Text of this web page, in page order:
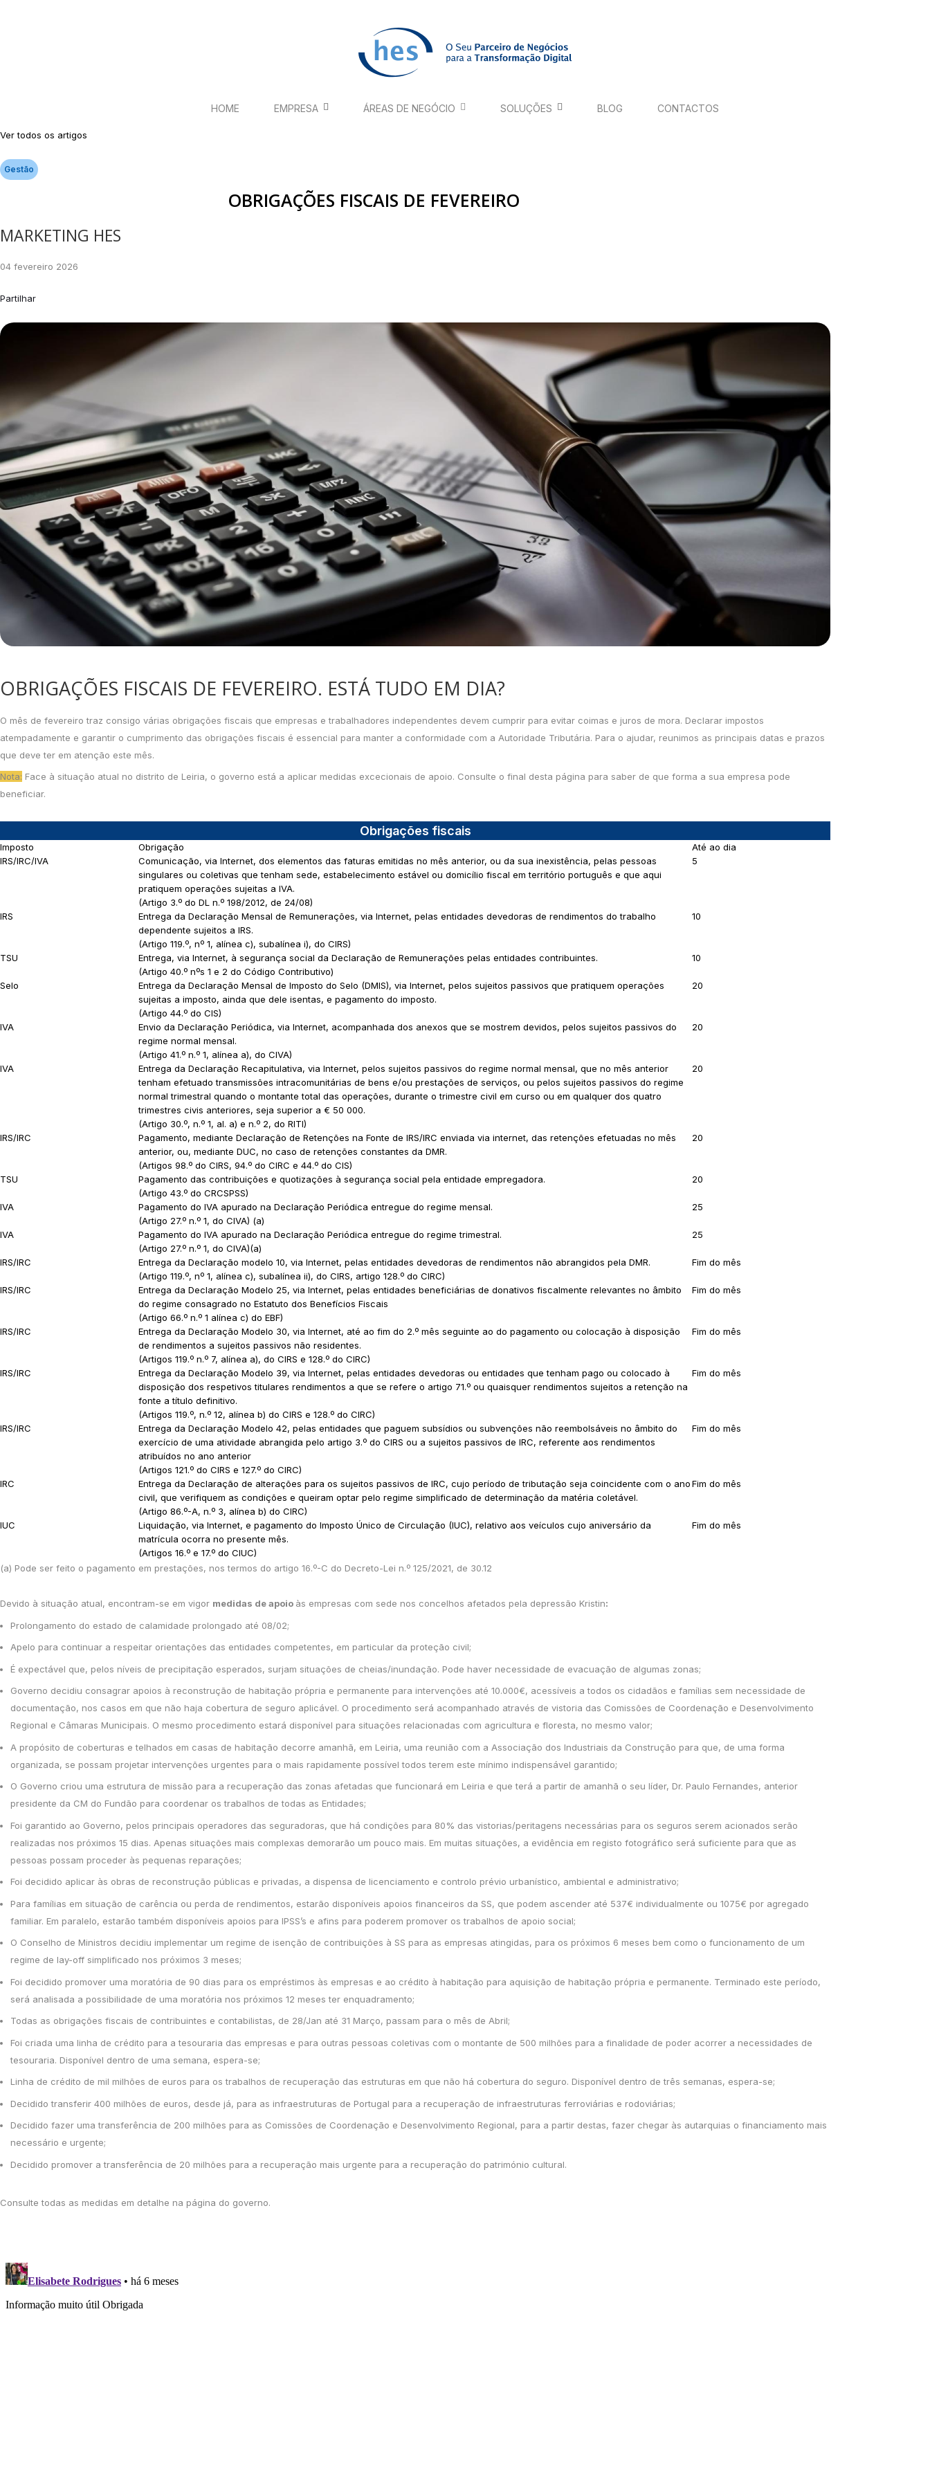
HOME EMPRESA ÁREAS DE NEGÓCIO SOLUÇÕES BLOG CONTACTOS
Ver todos os artigos
Gestão
OBRIGAÇÕES FISCAIS DE FEVEREIRO
MARKETING HES
04 fevereiro 2026
Partilhar
OBRIGAÇÕES FISCAIS DE FEVEREIRO. ESTÁ TUDO EM DIA?
O mês de fevereiro traz consigo várias obrigações fiscais que empresas e trabalhadores independentes devem cumprir para evitar coimas e juros de mora. Declarar impostos
atempadamente e garantir o cumprimento das obrigações fiscais é essencial para manter a conformidade com a Autoridade Tributária. Para o ajudar, reunimos as principais datas e prazos
que deve ter em atenção este mês.
Nota: Face à situação atual no distrito de Leiria, o governo está a aplicar medidas excecionais de apoio. Consulte o final desta página para saber de que forma a sua empresa pode
beneficiar.
Obrigações fiscais
Imposto Obrigação
Até ao dia
IRS/IRC/IVA
Comunicação, via Internet, dos elementos das faturas emitidas no mês anterior, ou da sua inexistência, pelas pessoas
singulares ou coletivas que tenham sede, estabelecimento estável ou domicílio fiscal em território português e que aqui
pratiquem operações sujeitas a IVA.
(Artigo 3.º do DL n.º 198/2012, de 24/08)
5
IRS
Entrega da Declaração Mensal de Remunerações, via Internet, pelas entidades devedoras de rendimentos do trabalho
dependente sujeitos a IRS.
(Artigo 119.º, nº 1, alínea c), subalínea i), do CIRS)
10
TSU
Entrega, via Internet, à segurança social da Declaração de Remunerações pelas entidades contribuintes.
(Artigo 40.º nºs 1 e 2 do Código Contributivo)
10
Selo
Entrega da Declaração Mensal de Imposto do Selo (DMIS), via Internet, pelos sujeitos passivos que pratiquem operações
sujeitas a imposto, ainda que dele isentas, e pagamento do imposto.
(Artigo 44.º do CIS)
20
IVA
Envio da Declaração Periódica, via Internet, acompanhada dos anexos que se mostrem devidos, pelos sujeitos passivos do
regime normal mensal.
(Artigo 41.º n.º 1, alínea a), do CIVA)
20
IVA
Entrega da Declaração Recapitulativa, via Internet, pelos sujeitos passivos do regime normal mensal, que no mês anterior
tenham efetuado transmissões intracomunitárias de bens e/ou prestações de serviços, ou pelos sujeitos passivos do regime
normal trimestral quando o montante total das operações, durante o trimestre civil em curso ou em qualquer dos quatro
trimestres civis anteriores, seja superior a € 50 000.
(Artigo 30.º, n.º 1, al. a) e n.º 2, do RITI)
20
IRS/IRC
Pagamento, mediante Declaração de Retenções na Fonte de IRS/IRC enviada via internet, das retenções efetuadas no mês
anterior, ou, mediante DUC, no caso de retenções constantes da DMR.
(Artigos 98.º do CIRS, 94.º do CIRC e 44.º do CIS)
20
TSU
Pagamento das contribuições e quotizações à segurança social pela entidade empregadora.
(Artigo 43.º do CRCSPSS)
20
IVA
Pagamento do IVA apurado na Declaração Periódica entregue do regime mensal.
(Artigo 27.º n.º 1, do CIVA) (a)
25
IVA
Pagamento do IVA apurado na Declaração Periódica entregue do regime trimestral.
(Artigo 27.º n.º 1, do CIVA)(a)
25
IRS/IRC
Entrega da Declaração modelo 10, via Internet, pelas entidades devedoras de rendimentos não abrangidos pela DMR.
(Artigo 119.º, nº 1, alínea c), subalínea ii), do CIRS, artigo 128.º do CIRC)
Fim do mês
IRS/IRC
Entrega da Declaração Modelo 25, via Internet, pelas entidades beneficiárias de donativos fiscalmente relevantes no âmbito
do regime consagrado no Estatuto dos Benefícios Fiscais
(Artigo 66.º n.º 1 alínea c) do EBF)
Fim do mês
IRS/IRC
Entrega da Declaração Modelo 30, via Internet, até ao fim do 2.º mês seguinte ao do pagamento ou colocação à disposição
de rendimentos a sujeitos passivos não residentes.
(Artigos 119.º n.º 7, alínea a), do CIRS e 128.º do CIRC)
Fim do mês
IRS/IRC
Entrega da Declaração Modelo 39, via Internet, pelas entidades devedoras ou entidades que tenham pago ou colocado à
disposição dos respetivos titulares rendimentos a que se refere o artigo 71.º ou quaisquer rendimentos sujeitos a retenção na
fonte a título definitivo.
(Artigos 119.º, n.º 12, alínea b) do CIRS e 128.º do CIRC)
Fim do mês
IRS/IRC
Entrega da Declaração Modelo 42, pelas entidades que paguem subsídios ou subvenções não reembolsáveis no âmbito do
exercício de uma atividade abrangida pelo artigo 3.º do CIRS ou a sujeitos passivos de IRC, referente aos rendimentos
atribuídos no ano anterior
(Artigos 121.º do CIRS e 127.º do CIRC)
Fim do mês
IRC
Entrega da Declaração de alterações para os sujeitos passivos de IRC, cujo período de tributação seja coincidente com o ano
civil, que verifiquem as condições e queiram optar pelo regime simplificado de determinação da matéria coletável.
(Artigo 86.º-A, n.º 3, alínea b) do CIRC)
Fim do mês
IUC
Liquidação, via Internet, e pagamento do Imposto Único de Circulação (IUC), relativo aos veículos cujo aniversário da
matrícula ocorra no presente mês.
(Artigos 16.º e 17.º do CIUC)
Fim do mês
(a) Pode ser feito o pagamento em prestações, nos termos do artigo 16.º-C do Decreto-Lei n.º 125/2021, de 30.12
Devido à situação atual, encontram-se em vigor medidas de apoio às empresas com sede nos concelhos afetados pela depressão Kristin:
Prolongamento do estado de calamidade prolongado até 08/02;
Apelo para continuar a respeitar orientações das entidades competentes, em particular da proteção civil;
É expectável que, pelos níveis de precipitação esperados, surjam situações de cheias/inundação. Pode haver necessidade de evacuação de algumas zonas;
Governo decidiu consagrar apoios à reconstrução de habitação própria e permanente para intervenções até 10.000€, acessíveis a todos os cidadãos e famílias sem necessidade de
documentação, nos casos em que não haja cobertura de seguro aplicável. O procedimento será acompanhado através de vistoria das Comissões de Coordenação e Desenvolvimento
Regional e Câmaras Municipais. O mesmo procedimento estará disponível para situações relacionadas com agricultura e floresta, no mesmo valor;
A propósito de coberturas e telhados em casas de habitação decorre amanhã, em Leiria, uma reunião com a Associação dos Industriais da Construção para que, de uma forma
organizada, se possam projetar intervenções urgentes para o mais rapidamente possível todos terem este mínimo indispensável garantido;
O Governo criou uma estrutura de missão para a recuperação das zonas afetadas que funcionará em Leiria e que terá a partir de amanhã o seu líder, Dr. Paulo Fernandes, anterior
presidente da CM do Fundão para coordenar os trabalhos de todas as Entidades;
Foi garantido ao Governo, pelos principais operadores das seguradoras, que há condições para 80% das vistorias/peritagens necessárias para os seguros serem acionados serão
realizadas nos próximos 15 dias. Apenas situações mais complexas demorarão um pouco mais. Em muitas situações, a evidência em registo fotográfico será suficiente para que as
pessoas possam proceder às pequenas reparações;
Foi decidido aplicar às obras de reconstrução públicas e privadas, a dispensa de licenciamento e controlo prévio urbanístico, ambiental e administrativo;
Para famílias em situação de carência ou perda de rendimentos, estarão disponíveis apoios financeiros da SS, que podem ascender até 537€ individualmente ou 1075€ por agregado
familiar. Em paralelo, estarão também disponíveis apoios para IPSS’s e afins para poderem promover os trabalhos de apoio social;
O Conselho de Ministros decidiu implementar um regime de isenção de contribuições à SS para as empresas atingidas, para os próximos 6 meses bem como o funcionamento de um
regime de lay-off simplificado nos próximos 3 meses;
Foi decidido promover uma moratória de 90 dias para os empréstimos às empresas e ao crédito à habitação para aquisição de habitação própria e permanente. Terminado este período,
será analisada a possibilidade de uma moratória nos próximos 12 meses ter enquadramento;
Todas as obrigações fiscais de contribuintes e contabilistas, de 28/Jan até 31 Março, passam para o mês de Abril;
Foi criada uma linha de crédito para a tesouraria das empresas e para outras pessoas coletivas com o montante de 500 milhões para a finalidade de poder acorrer a necessidades de
tesouraria. Disponível dentro de uma semana, espera-se;
Linha de crédito de mil milhões de euros para os trabalhos de recuperação das estruturas em que não há cobertura do seguro. Disponível dentro de três semanas, espera-se;
Decidido transferir 400 milhões de euros, desde já, para as infraestruturas de Portugal para a recuperação de infraestruturas ferroviárias e rodoviárias;
Decidido fazer uma transferência de 200 milhões para as Comissões de Coordenação e Desenvolvimento Regional, para a partir destas, fazer chegar às autarquias o financiamento mais
necessário e urgente;
Decidido promover a transferência de 20 milhões para a recuperação mais urgente para a recuperação do património cultural.
Consulte todas as medidas em detalhe na página do governo.